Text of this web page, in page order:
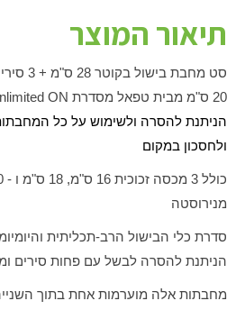
תיאור המוצר
20 ס"מ מבית טפאל מסדרת
ON
הניתנת להסרה ולשימוש על כל המחבתות
ולחסכון במקום
מנירוסטה
סדרת כלי הבישול הרב-תכליתית
הניתנת להסרה לבשל עם פחות סירים